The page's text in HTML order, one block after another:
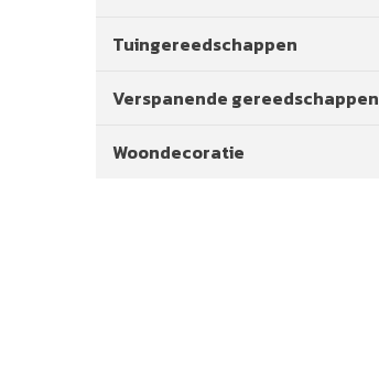
Tuingereedschappen
Verspanende gereedschappen
Woondecoratie